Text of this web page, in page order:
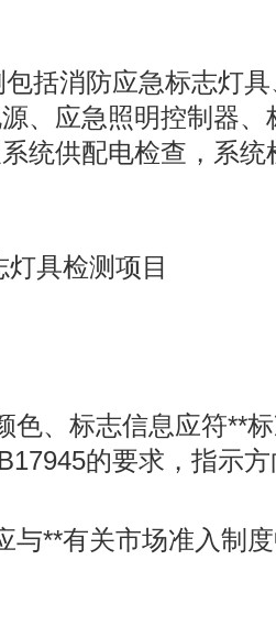
括消防应急标志灯具
、应急照明控制器
统供配电检查，系
具检测项目
色、标志信息应符**
的要求，指示
与**有关市场准入制